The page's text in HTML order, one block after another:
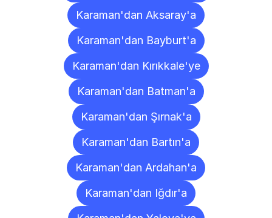
Karaman'dan Aksaray'a
Karaman'dan Bayburt'a
Karaman'dan Kırıkkale'ye
Karaman'dan Batman'a
Karaman'dan Şırnak'a
Karaman'dan Bartın'a
Karaman'dan Ardahan'a
Karaman'dan Iğdır'a